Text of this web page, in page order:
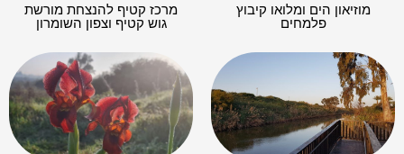
מוזיאון הים ומלואו קיבוץ
פלמחים
מרכז קטיף להנצחת מורשת
גוש קטיף וצפון השומרון